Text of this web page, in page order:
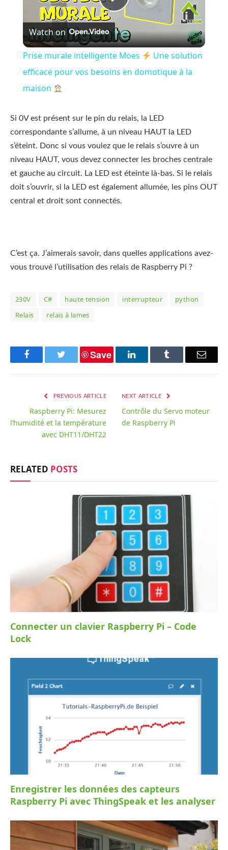
Play
Video
Watch on
Prise murale intelligente Moes
Une solution
efficace pour vos besoins en domotique à la
maison
Si 0V est présent sur le pin du relais, la LED
correspondante s’allume, à un niveau HAUT la LED
s’éteint. Donc si vous voulez que le relais s’ouvre à un
niveau HAUT, vous devez connecter les broches centrale
et gauche au circuit. La LED est éteinte là-bas. Si le relais
doit s’ouvrir, si la LED est également allumée, les pins OUT
central et droit sont connectés.
C’est ça. J’aimerais savoir, dans quelles applications avez-
vous trouvé l’utilisation des relais de Raspberry Pi ?
230V C# haute tension interrupteur
python
Relais
relais à lames
Facebook TwitterSave LinkedInTumblr Email
PREVIOUS ARTICLE
Raspberry Pi: Mesurez
l’humidité et la température
avec DHT11/DHT22
NEXT ARTICLE
Contrôle du Servo moteur
de Raspberry Pi
RELATED POSTS
Connecter un clavier Raspberry Pi – Code
Lock
Enregistrer les données des capteurs
Raspberry Pi avec ThingSpeak et les analyser